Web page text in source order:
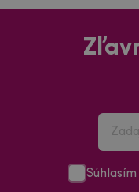
Súhlasím